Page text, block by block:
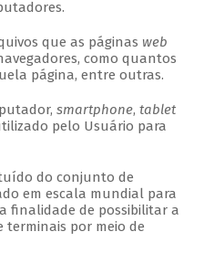
que as páginas web
como quantos
página, entre outras.
smartphone, tablet
pelo Usuário para
do conjunto de
em escala mundial para
finalidade de possibilitar a
terminais por meio de